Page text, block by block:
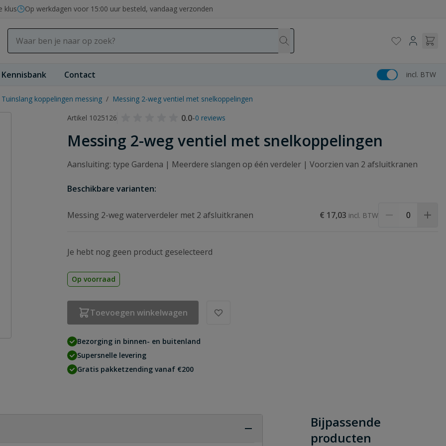
klus Op werkdagen voor 15:00 uur besteld, vandaag verzonden
Kennisbank Contact incl. BTW
Tuinslang koppelingen messing / Messing 2-weg ventiel met snelkoppelingen
Artikel 1025126
0.0-0 reviews
Messing 2-weg ventiel met snelkoppelingen
Aansluiting: type Gardena | Meerdere slangen op één verdeler | Voorzien van 2 afsluitkranen
Beschikbare varianten:
Messing 2-weg waterverdeler met 2 afsluitkranen € 17,03
Je hebt nog geen product geselecteerd
Op voorraad
Toevoegen winkelwagen
Bezorging in binnen- en buitenland
Supersnelle levering
Gratis pakketzending vanaf €200
Bijpassende
producten